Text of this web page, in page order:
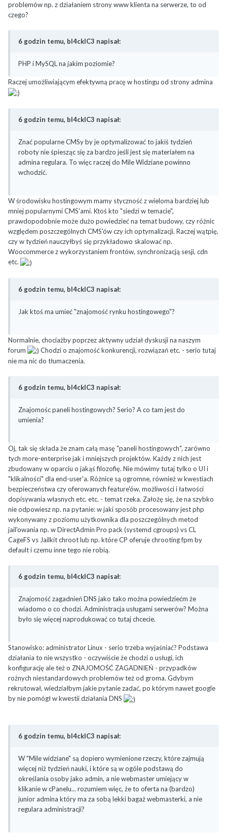
problemów np. z działaniem strony www klienta na serwerze, to od
czego?
6 godzin temu, bl4ckIC3 napisał:
PHP i MySQL na jakim poziomie?
Raczej umożliwiającym efektywną pracę w hostingu od strony admina
6 godzin temu, bl4ckIC3 napisał:
Znać popularne CMSy by je optymalizować to jakiś tydzień
roboty nie śpiesząc się za bardzo jeśli jest się materiałem na
admina regulara. To więc raczej do Mile Widziane powinno
wchodzić.
W środowisku hostingowym mamy styczność z wieloma bardziej lub
mniej popularnymi CMS'ami. Ktoś kto "siedzi w temacie",
prawdopodobnie może dużo powiedzieć na temat budowy, czy różnic
względem poszczególnych CMS'ów czy ich optymalizacji. Raczej wątpię,
czy w tydzień nauczyłbyś się przykładowo skalować np.
Woocommerce z wykorzystaniem frontów, synchronizacją sesji, cdn
etc.
6 godzin temu, bl4ckIC3 napisał:
Jak ktoś ma umieć "znajomość rynku hostingowego"?
Normalnie, chociażby poprzez aktywny udział dyskusji na naszym
forum
Chodzi o znajomość konkurencji, rozwiązań etc. - serio tutaj
nie ma nic do tłumaczenia.
6 godzin temu, bl4ckIC3 napisał:
Znajomośc paneli hostingowych? Serio? A co tam jest do
umienia?
Oj, tak się składa że znam całą masę "paneli hostingowych", zarówno
tych more-enterprise jak i mniejszych projektów. Każdy z nich jest
zbudowany w oparciu o jakąś filozofię. Nie mówimy tutaj tylko o UI i
"klikalności" dla end-user'a. Różnice są ogromne, również w kwestiach
bezpieczeństwa czy oferowanych feature'ów, możliwości i łatwości
dopisywania własnych etc. etc. - temat rzeka. Założę się, że na szybko
nie odpowiesz np. na pytanie: w jaki sposób procesowany jest php
wykonywany z poziomu użytkownika dla poszczególnych metod
jail'owania np. w DirectAdmin Pro pack (systemd cgroups) vs CL
CageFS vs Jailkit chroot lub np. które CP oferuje chrooting fpm by
default i czemu inne tego nie robią.
6 godzin temu, bl4ckIC3 napisał:
Znajomość zagadnień DNS jako tako można powiedziećm że
wiadomo o co chodzi. Administracja usługami serwerów? Można
było się więcej naprodukować co tutaj chcecie.
Stanowisko: administrator Linux - serio trzeba wyjaśniać? Podstawa
działania to nie wszystko - oczywiście że chodzi o usługi, ich
konfigurację ale też o ZNAJOMOŚĆ ZAGADNIEŃ - przypadków
rożnych niestandardowych problemów też od groma. Gdybym
rekrutował, wiedziałbym jakie pytanie zadać, po którym nawet google
by nie pomógł w kwestii działania DNS
6 godzin temu, bl4ckIC3 napisał:
W "Mile widziane" są dopiero wymienione rzeczy, które zajmują
więcej niż tydzień nauki, i które są w ogóle podstawą do
określania osoby jako admin, a nie webmaster umiejący w
klikanie w cPanelu... rozumiem więc, że to oferta na (bardzo)
junior admina który ma za sobą lekki bagaż webmasterki, a nie
regulara administracji?